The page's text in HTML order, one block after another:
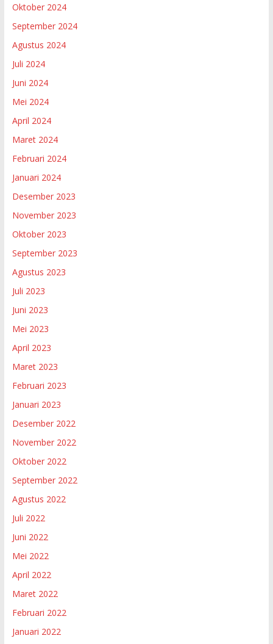
Oktober 2024
September 2024
Agustus 2024
Juli 2024
Juni 2024
Mei 2024
April 2024
Maret 2024
Februari 2024
Januari 2024
Desember 2023
November 2023
Oktober 2023
September 2023
Agustus 2023
Juli 2023
Juni 2023
Mei 2023
April 2023
Maret 2023
Februari 2023
Januari 2023
Desember 2022
November 2022
Oktober 2022
September 2022
Agustus 2022
Juli 2022
Juni 2022
Mei 2022
April 2022
Maret 2022
Februari 2022
Januari 2022